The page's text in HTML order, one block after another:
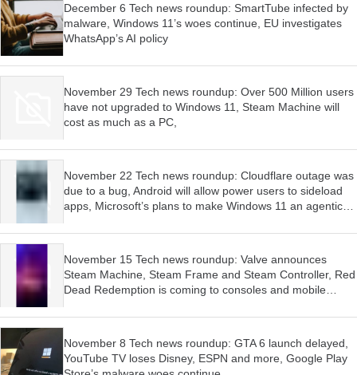
December 6 Tech news roundup: SmartTube infected by
malware, Windows 11’s woes continue, EU investigates
WhatsApp’s AI policy
November 29 Tech news roundup: Over 500 Million users
have not upgraded to Windows 11, Steam Machine will
cost as much as a PC,
November 22 Tech news roundup: Cloudflare outage was
due to a bug, Android will allow power users to sideload
apps, Microsoft’s plans to make Windows 11 an agentic
November 15 Tech news roundup: Valve announces
Steam Machine, Steam Frame and Steam Controller, Red
Dead Redemption is coming to consoles and mobile
November 8 Tech news roundup: GTA 6 launch delayed,
YouTube TV loses Disney, ESPN and more, Google Play